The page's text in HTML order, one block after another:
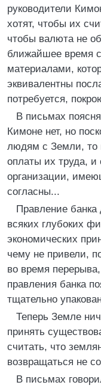
руководители
хотят, чтобы их
чтобы валюта не
ближайшее время
материалами,
эквивалентны
потребуется,
В письмах
Кимоне нет, но
людям с Земли, то
оплаты их труда, и
организации,
согласны...
Правление банка
всяких глубоких
экономических
чему не привели,
во время
правления банка
тщательно
Теперь Земле
принять
считать, что
возвращаться не
В письмах